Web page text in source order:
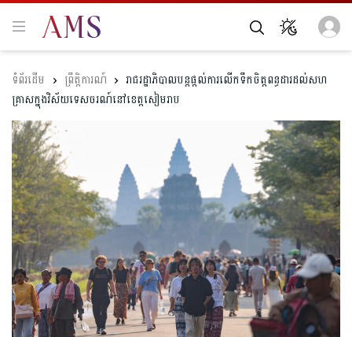
ព្រឹត្តិការណ៍
រាជរដ្ឋាភិបាលបន្តផ្តល់ការលើកទឹកចិត្តពន្ធដារដល់សហ
គ្រាសក្នុងវិស័យទេសចរណ៍នៅខេត្តសៀមរាប